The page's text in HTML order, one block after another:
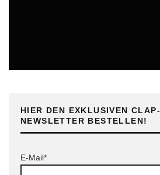
HIER DEN EXKLUSIVEN
NEWSLETTER BESTELLEN!
E-Mail*